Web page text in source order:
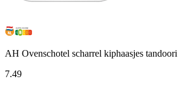
AH Ovenschotel scharrel kiphaasjes tandoori
7.49